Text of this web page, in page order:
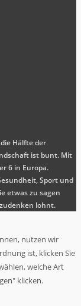
Hälfte der
ist bunt. Mit
6 in Europa.
Sport und
etwas zu sagen
lohnt.
nutzen wir
ist, klicken Sie
welche Art
klicken.